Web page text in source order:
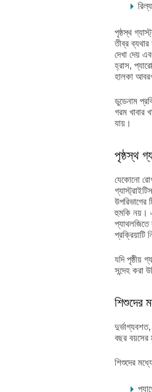
পৃষ্ঠস্থ
তীব্র
দেখা দেয়
হ্রাস,
হালকা
ডুডেনাম
গরম খাবার
যায়।
পৃষ্ঠস্থ
যেকোনো
উপরিভাগের
হুমকি নয়।
প্যাথলজিতে
যদি পৃষ্ঠীয়
সন্দেহ করা
শিশুদের
বছর বয়সের
শিশুদের